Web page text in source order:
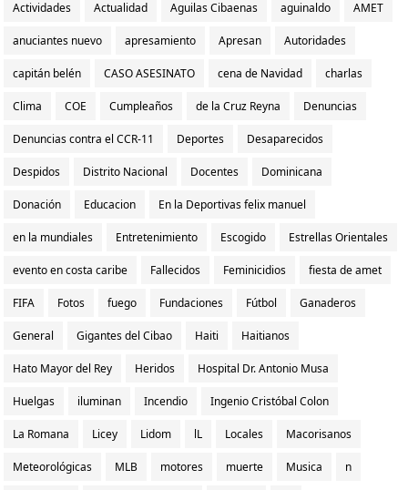
Actividades Actualidad Aguilas Cibaenas aguinaldo AMET
anuciantes nuevo apresamiento Apresan Autoridades
capitán belén CASO ASESINATO cena de Navidad charlas
Clima COE Cumpleaños de la Cruz Reyna Denuncias
Denuncias contra el CCR-11 Deportes Desaparecidos
Despidos Distrito Nacional Docentes Dominicana
Donación Educacion En la Deportivas felix manuel
en la mundiales Entretenimiento Escogido Estrellas Orientales
evento en costa caribe Fallecidos Feminicidios fiesta de amet
FIFA Fotos fuego Fundaciones Fútbol Ganaderos
General Gigantes del Cibao Haiti Haitianos
Hato Mayor del Rey Heridos Hospital Dr. Antonio Musa
Huelgas iluminan Incendio Ingenio Cristóbal Colon
La Romana Licey Lidom lL Locales Macorisanos
Meteorológicas MLB motores muerte Musica n